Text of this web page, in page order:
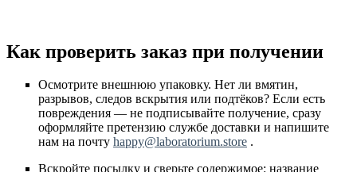
Как проверить заказ при получении
Осмотрите внешнюю упаковку. Нет ли вмятин,
разрывов, следов вскрытия или подтёков? Если есть
повреждения — не подписывайте получение, сразу
оформляйте претензию службе доставки и напишите
нам на почту happy@laboratorium.store .
Вскройте посылку и сверьте содержимое: название